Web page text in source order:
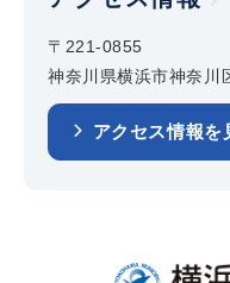
〒221-0855
神奈川県横浜市神奈川
アクセス情報を